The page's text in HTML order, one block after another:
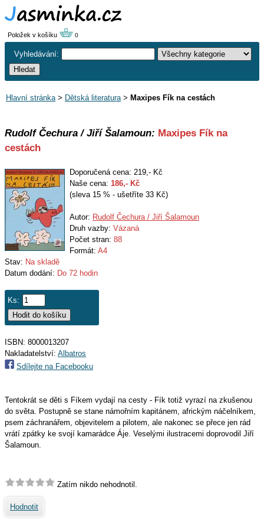
Položek v košíku 0
Vyhledávání:
Hlavní stránka> Dětská literatura> Maxipes Fík na cestách
Rudolf Čechura / Jiří Šalamoun: Maxipes Fík na
cestách
Doporučená cena: 219,- Kč
Naše cena: 186,- Kč
(sleva 15 % - ušetříte 33 Kč)
Autor: Rudolf Čechura / Jiří Šalamoun
Druh vazby: Vázaná
Počet stran: 88
Formát: A4
Stav: Na skladě
Datum dodání: Do 72 hodin
Ks:
ISBN: 8000013207
Nakladatelství: Albatros
Sdílejte na Facebooku
Tentokrát se děti s Fíkem vydají na cesty - Fík totiž vyrazí na zkušenou
do světa. Postupně se stane námořním kapitánem, africkým náčelníkem,
psem záchranářem, objevitelem a pilotem, ale nakonec se přece jen rád
vrátí zpátky ke svojí kamarádce Áje. Veselými ilustracemi doprovodil Jiří
Šalamoun.
Zatím nikdo nehodnotil.
Hodnotit